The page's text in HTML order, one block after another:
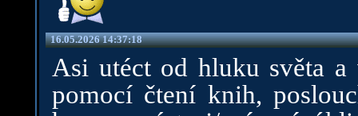
16.05.2026 14:37:18
Asi utéct od hluku světa a
pomocí čtení knih,